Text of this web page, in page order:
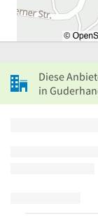
Diese
in